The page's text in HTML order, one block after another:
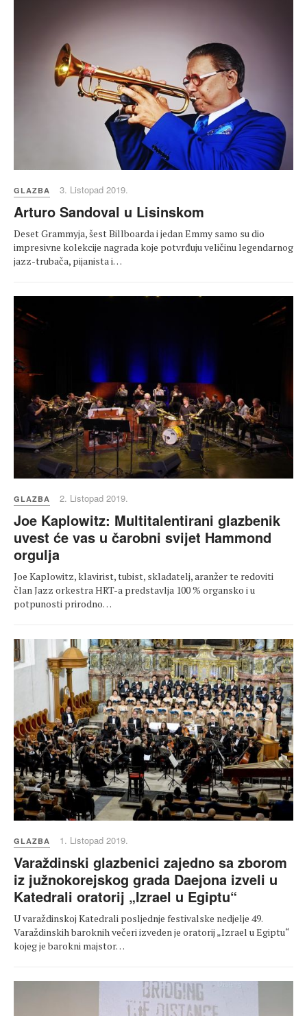
GLAZBA 3. Listopad 2019.
Arturo Sandoval u Lisinskom
Deset Grammyja, šest Billboarda i jedan Emmy samo su dio
impresivne kolekcije nagrada koje potvrđuju veličinu legendarnog
jazz-trubača, pijanista i…
GLAZBA 2. Listopad 2019.
Joe Kaplowitz: Multitalentirani glazbenik
uvest će vas u čarobni svijet Hammond
orgulja
Joe Kaplowitz, klavirist, tubist, skladatelj, aranžer te redoviti
član Jazz orkestra HRT-a predstavlja 100 % organsko i u
potpunosti prirodno…
GLAZBA 1. Listopad 2019.
Varaždinski glazbenici zajedno sa zborom
iz južnokorejskog grada Daejona izveli u
Katedrali oratorij „Izrael u Egiptu“
U varaždinskoj Katedrali posljednje festivalske nedjelje 49.
Varaždinskih baroknih večeri izveden je oratorij „Izrael u Egiptu“
kojeg je barokni majstor…